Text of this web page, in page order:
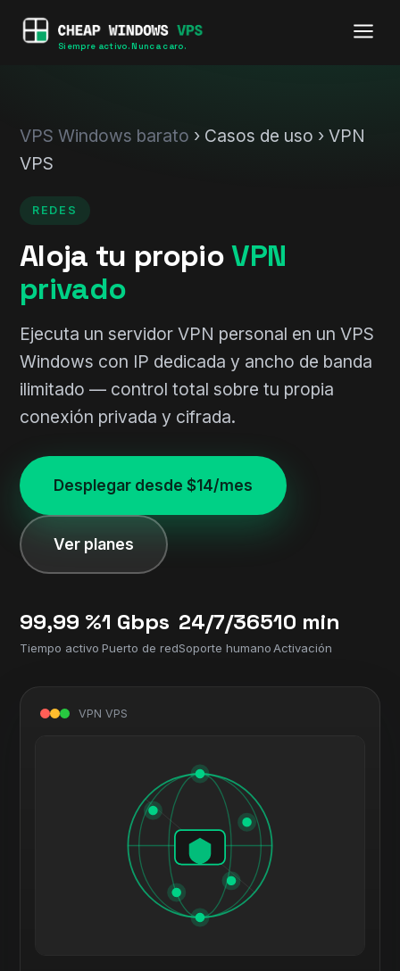
Siempre activo. Nunca caro.
VPS Windows barato › Casos de uso › VPN
VPS
REDES
Aloja tu propioVPN
privado
Ejecuta un servidor VPN personal en un VPS
Windows con IP dedicada y ancho de banda
ilimitado — control total sobre tu propia
conexión privada y cifrada.
Desplegar desde $14/mes
Ver planes
99,99 %
Tiempo activo
1 Gbps
Puerto de red
24/7/365
Soporte humano
10 min
Activación
VPN VPS